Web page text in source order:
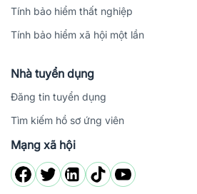
Tính bảo hiểm thất nghiệp
Tính bảo hiểm xã hội một lần
Nhà tuyển dụng
Đăng tin tuyển dụng
Tìm kiếm hồ sơ ứng viên
Mạng xã hội